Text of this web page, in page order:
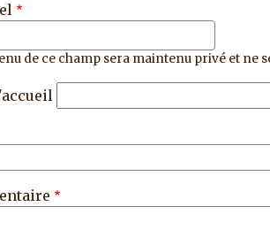
de ce champ sera maintenu privé et ne